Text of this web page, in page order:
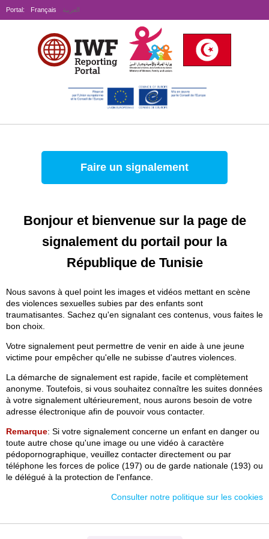
Portal: Français العربية
Faire un signalement
Bonjour et bienvenue sur la page de
signalement du portail pour la
République de Tunisie
Nous savons à quel point les images et vidéos mettant en scène
des violences sexuelles subies par des enfants sont
traumatisantes. Sachez qu'en signalant ces contenus, vous faites le
bon choix.
Votre signalement peut permettre de venir en aide à une jeune
victime pour empêcher qu'elle ne subisse d'autres violences.
La démarche de signalement est rapide, facile et complètement
anonyme. Toutefois, si vous souhaitez connaître les suites données
à votre signalement ultérieurement, nous aurons besoin de votre
adresse électronique afin de pouvoir vous contacter.
Remarque: Si votre signalement concerne un enfant en danger ou
toute autre chose qu'une image ou une vidéo à caractère
pédopornographique, veuillez contacter directement ou par
téléphone les forces de police (197) ou de garde nationale (193) ou
le délégué à la protection de l'enfance.
Consulter notre politique sur les cookies